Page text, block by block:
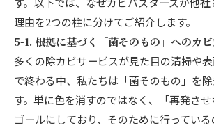
理由を2つの柱に分けてご紹介します。
5-1. 根拠に基づく「菌そのもの」へのカ
多くの除カビサービスが見た目の清掃や
で終わる中、私たちは「菌そのもの」を
す。単に色を消すのではなく、「再発さ
ゴールにしており、そのために行ってい